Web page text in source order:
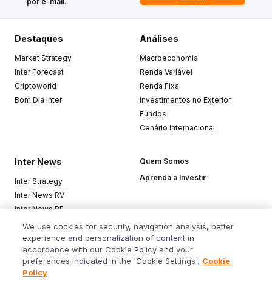
Destaques
Market Strategy
Inter Forecast
Criptoworld
Bom Dia Inter
Análises
Macroeconomia
Renda Variável
Renda Fixa
Investimentos no Exterior
Fundos
Cenário Internacional
Inter News
Inter Strategy
Inter News RV
Inter News RF
Top Funds
Quem Somos
Aprenda a Investir
Baixe o app
We use cookies for security, navigation analysis, better
experience and personalization of content in
accordance with our Cookie Policy and your
preferences indicated in the 'Cookie Settings'. Cookie
Policy